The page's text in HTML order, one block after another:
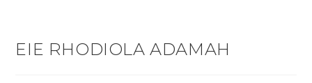
EIE RHODIOLA ADAMAH